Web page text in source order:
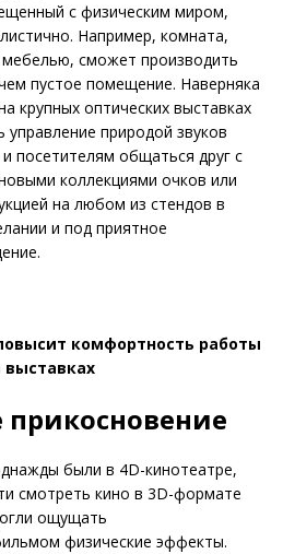
с физическим миром,
Например, комната,
сможет производить
пустое помещение. Наверняка
крупных оптических выставках
природой звуков
посетителям общаться друг с
коллекциями очков или
на любом из стендов в
и под приятное
комфортность работы
выставках
были в 4D-кинотеатре,
смотреть кино в 3D-формате
ощущать
физические эффекты.